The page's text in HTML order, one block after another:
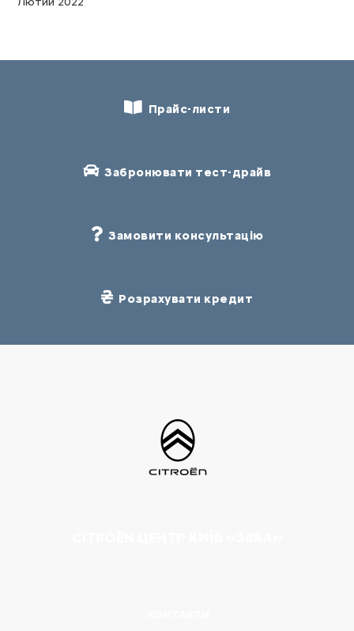
Прайс-листи
Забронювати тест-драйв
Замовити консультацію
Розрахувати кредит